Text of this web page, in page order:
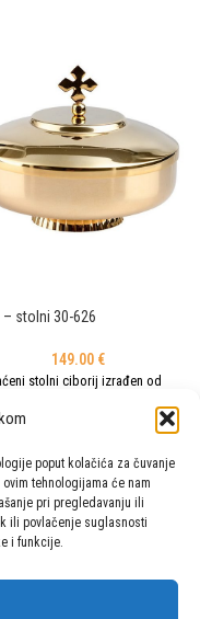
poput kolačića za čuvanje
tehnologijama će nam
pri pregledavanju ili
ili povlačenje suglasnosti
i funkcije.
– stolni 30-626
149.00 €
stolni ciborij izrađen od
mesinga s jednostavnim i
dizajnom. Zahvaljujući
i liturgijsko izlaganje
broja posvećenih hostija u
samostanima i prigodnim
Visine 12,5 cm i
promjera 3 cm.